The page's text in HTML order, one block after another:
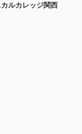
ルカレッジ関西